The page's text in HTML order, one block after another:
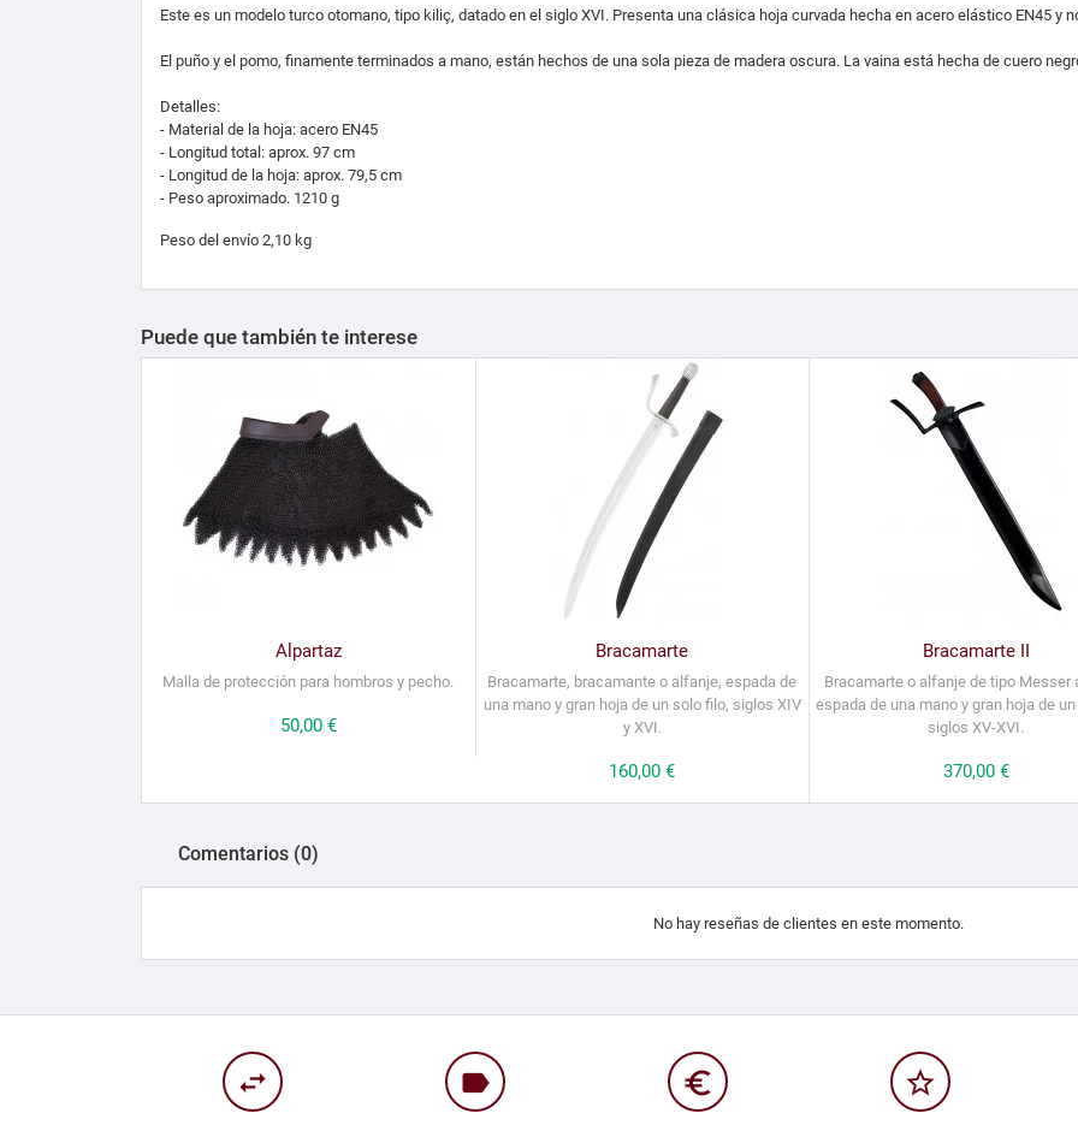
Este es un modelo turco otomano, tipo kiliç, datado en el siglo XVI. Presenta una clásica hoja curvada hecha en acero elástico EN45 y
El puño y el pomo, finamente terminados a mano, están hechos de una sola pieza de madera oscura. La vaina está hecha de cuero
Detalles:
- Material de la hoja: acero EN45
- Longitud total: aprox. 97 cm
- Longitud de la hoja: aprox. 79,5 cm
- Peso aproximado. 1210 g
Peso del envío 2,10 kg
Puede que también te interese
Alpartaz
Malla de protección para hombros y pecho.
Precio
50,00 €
Bracamarte
Bracamarte, bracamante o alfanje, espada de
una mano y gran hoja de un solo filo, siglos XIV
y XVI.
Precio
160,00 €
Bracamarte II
Bracamarte o alfanje de tipo Messer
espada de una mano y gran hoja de
siglos XV-XVI.
Precio
370,00 €
Comentarios (0)
No hay reseñas de clientes en este momento.
swap_horiz label euro_symbol star_border